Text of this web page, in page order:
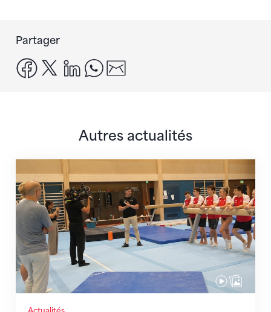
Partager
facebook
x linkedinwhatsapp
Autres actualités
En route pour Zagreb avec des objectifs clairs